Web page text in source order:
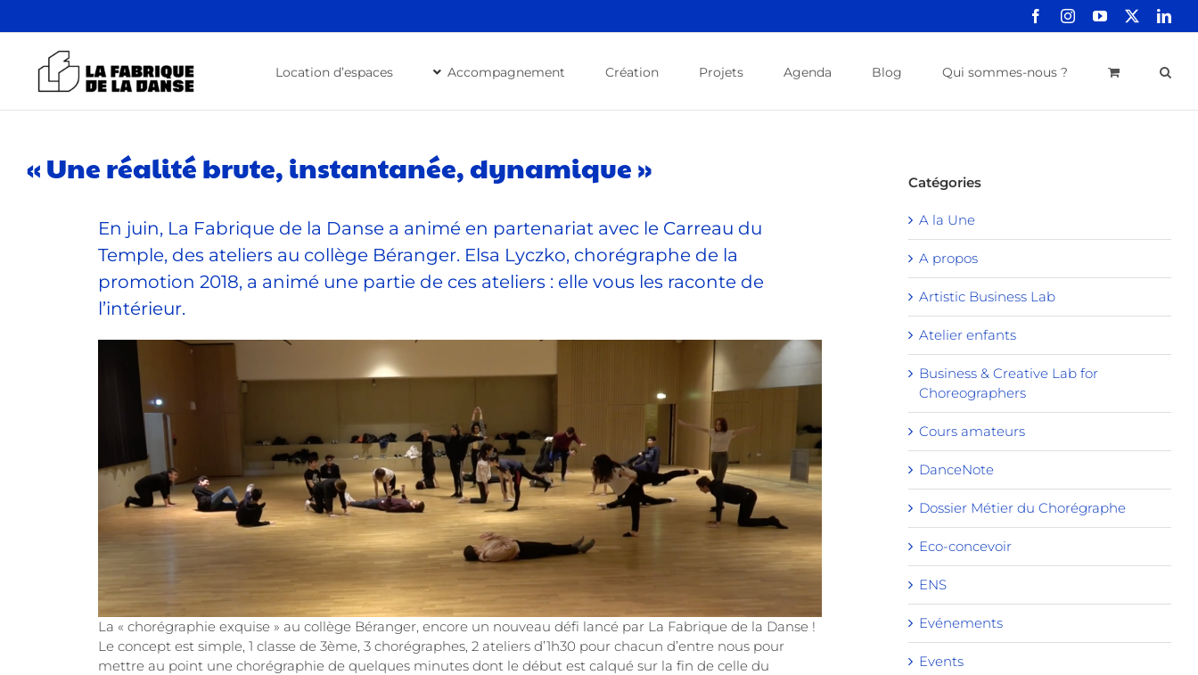
au
FacebookInstagramYouTube
Location d’espaces Accompagnement Création Projets Agenda Blog Qui sommes-nous ?
« Une réalité brute, instantanée, dynamique »
En juin, La Fabrique de la Danse a animé en partenariat avec le Carreau du
Temple, des ateliers au collège Béranger. Elsa Lyczko, chorégraphe de la
promotion 2018, a animé une partie de ces ateliers : elle vous les raconte de
l’intérieur.
La « chorégraphie exquise » au collège Béranger, encore un nouveau défi lancé par La Fabrique de la Danse !
Le concept est simple, 1 classe de 3ème, 3 chorégraphes, 2 ateliers d’1h30 pour chacun d’entre nous pour
mettre au point une chorégraphie de quelques minutes dont le début est calqué sur la fin de celle du
Catégories
A la Une
A propos
Artistic Business Lab
Atelier enfants
Business & Creative Lab for
Choreographers
Cours amateurs
DanceNote
Dossier Métier du Chorégraphe
Eco-concevoir
ENS
Evénements
Events